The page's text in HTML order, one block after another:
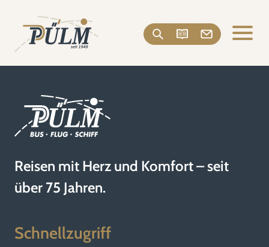
Reisen mit Herz und Komfort – seit
über 75 Jahren.
Schnellzugriff